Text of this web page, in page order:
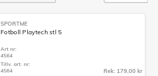
SPORTME
Fotboll Playtech stl 5
Art nr:
4564
Tillv. art. nr:
4564
Rek: 179,00 kr